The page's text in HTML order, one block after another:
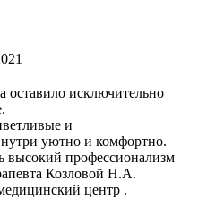
оставило исключительно
и
уютно и комфортно.
высокий профессионализм
Козловой Н.А.
центр .